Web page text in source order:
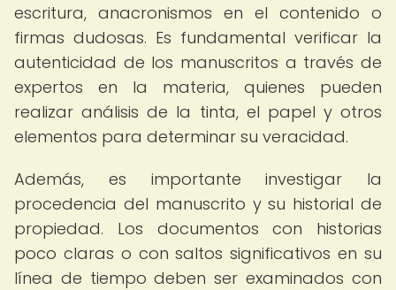
escritura, anacronismos en el contenido o
firmas dudosas. Es fundamental verificar la
autenticidad de los manuscritos a través de
expertos en la materia, quienes pueden
realizar análisis de la tinta, el papel y otros
elementos para determinar su veracidad.
Además, es importante investigar la
procedencia del manuscrito y su historial de
propiedad. Los documentos con historias
poco claras o con saltos significativos en su
línea de tiempo deben ser examinados con